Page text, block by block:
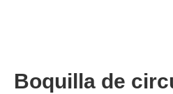
Boquilla de